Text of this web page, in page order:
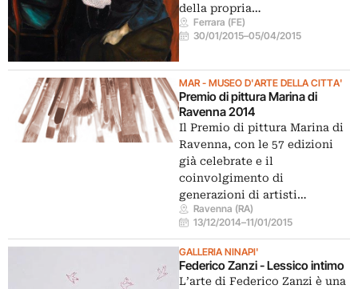
della propria…
Ferrara (FE)
30/01/2015–05/04/2015
MAR - MUSEO D'ARTE DELLA CITTA'
Premio di pittura Marina di
Ravenna 2014
Il Premio di pittura Marina di
Ravenna, con le 57 edizioni
già celebrate e il
coinvolgimento di
generazioni di artisti…
Ravenna (RA)
13/12/2014–11/01/2015
GALLERIA NINAPI'
Federico Zanzi - Lessico intimo
L’arte di Federico Zanzi è una